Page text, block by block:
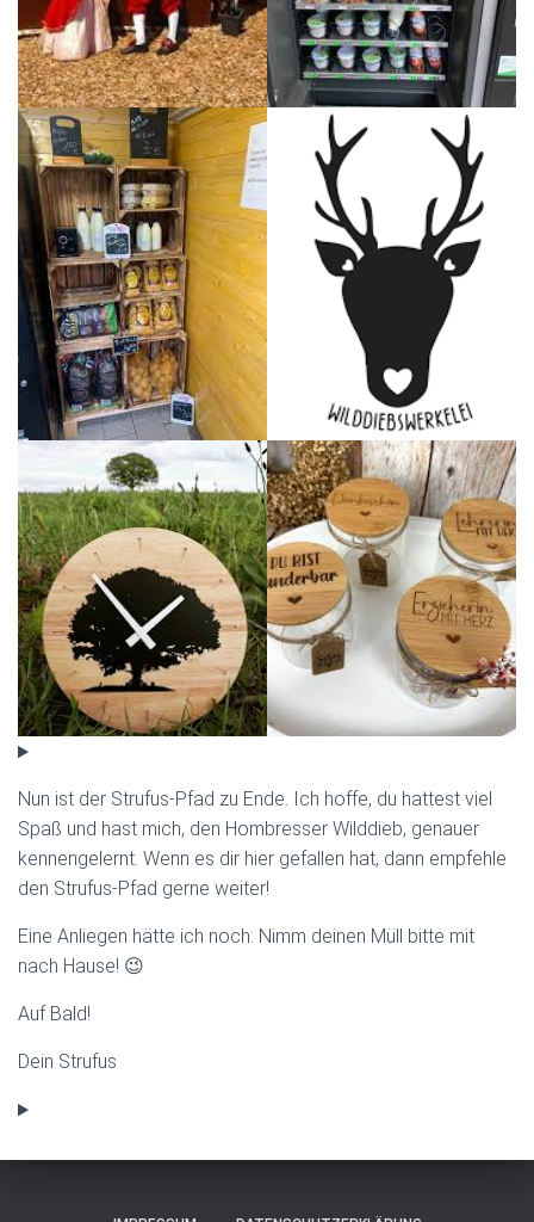
Nun ist der Strufus-Pfad zu Ende. Ich hoffe, du hattest viel
Spaß und hast mich, den Hombresser Wilddieb, genauer
kennengelernt. Wenn es dir hier gefallen hat, dann empfehle
den Strufus-Pfad gerne weiter!
Eine Anliegen hätte ich noch: Nimm deinen Müll bitte mit
nach Hause! 😉
Auf Bald!
Dein Strufus